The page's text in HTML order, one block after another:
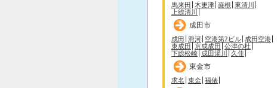
馬来田 木更津 巌根 東清川
上総清川
成田市
成田 滑河 空港第2ビル 成田空港
東成田 京成成田 公津の杜
下総松崎 成田湯川 久住
東金市
求名 東金 福俵